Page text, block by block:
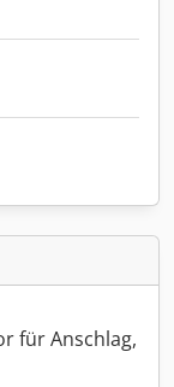
für Anschlag,